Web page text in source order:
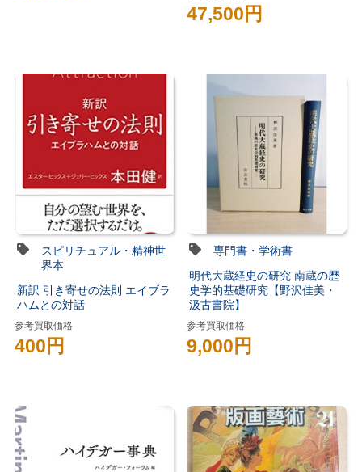
47,500円
スピリチュアル・精神世
界本
新訳 引き寄せの法則 エイブラ
ハムとの対話
参考買取価格
400円
専門書・学術書
明代大蔵経史の研究 南蔵の歴
史学的基礎研究【野沢佳美・
汲古書院】
参考買取価格
9,000円